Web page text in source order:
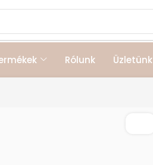
Rólunk Üzletünk